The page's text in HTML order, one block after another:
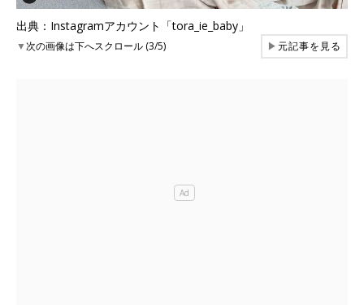
出典：Instagramアカウント「tora_ie_baby」
▼次の画像は下へスクロール (3/5) ▶元記事を見る